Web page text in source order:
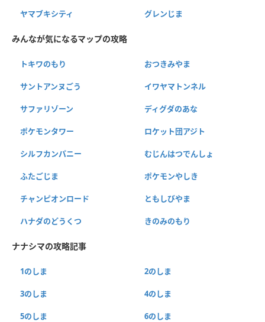
ヤマブキシティ グレンじま
みんなが気になるマップの攻略
トキワのもり おつきみやま
サントアンヌごう イワヤマトンネル
サファリゾーン ディグダのあな
ポケモンタワー ロケット団アジト
シルフカンパニー むじんはつでんしょ
ふたごじま ポケモンやしき
チャンピオンロード ともしびやま
ハナダのどうくつ きのみのもり
ナナシマの攻略記事
1のしま 2のしま
3のしま 4のしま
5のしま 6のしま